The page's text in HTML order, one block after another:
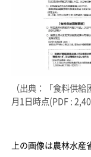
（出典：「食料供
月1日時点(PDF :
上の画像は農林水